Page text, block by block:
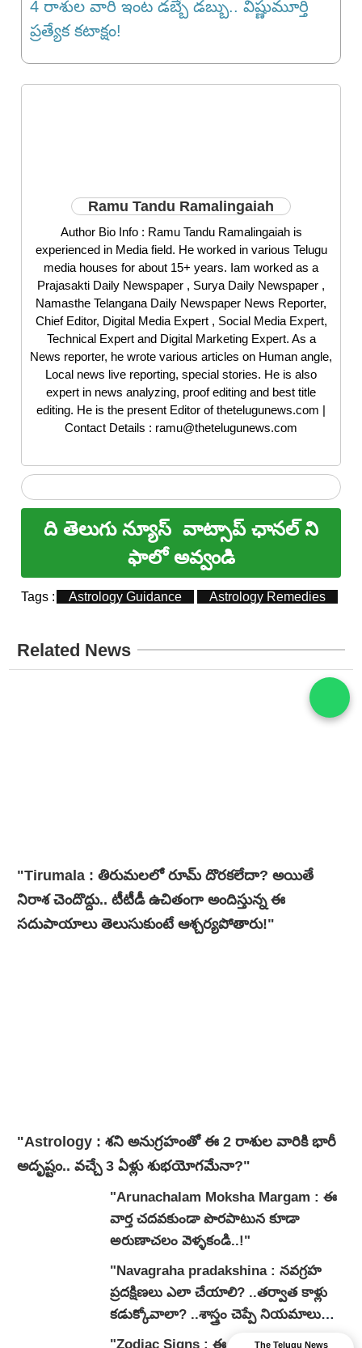
4 రాశుల వారి ఇంట డబ్బే డబ్బు.. విష్ణుమూర్తి
ప్రత్యేక కటాక్షం!
Ramu Tandu Ramalingaiah
Author Bio Info : Ramu Tandu Ramalingaiah is
experienced in Media field. He worked in various Telugu
media houses for about 15+ years. Iam worked as a
Prajasakti Daily Newspaper , Surya Daily Newspaper ,
Namasthe Telangana Daily Newspaper News Reporter,
Chief Editor, Digital Media Expert , Social Media Expert,
Technical Expert and Digital Marketing Expert. As a
News reporter, he wrote various articles on Human angle,
Local news live reporting, special stories. He is also
expert in news analyzing, proof editing and best title
editing. He is the present Editor of thetelugunews.com |
Contact Details : ramu@thetelugunews.com
ది తెలుగు న్యూస్ వాట్సాప్ ఛానల్ ని
ఫాలో అవ్వండి
Tags : Astrology Guidance Astrology Remedies
Related News
"Tirumala : తిరుమలలో రూమ్ దొరకలేదా? అయితే
నిరాశ చెందొద్దు.. టీటీడీ ఉచితంగా అందిస్తున్న ఈ
సదుపాయాలు తెలుసుకుంటే ఆశ్చర్యపోతారు!"
"Astrology : శని అనుగ్రహంతో ఈ 2 రాశుల వారికి భారీ
అదృష్టం.. వచ్చే 3 ఏళ్లు శుభయోగమేనా?"
"Arunachalam Moksha Margam : ఈ
వార్త చదవకుండా పొరపాటున కూడా
అరుణాచలం వెళ్ళకండి..!"
"Navagraha pradakshina : నవగ్రహ
ప్రదక్షిణలు ఎలా చేయాలి? ..తర్వాత కాళ్లు
కడుక్కోవాలా? ..శాస్త్రం చెప్పే నియమాలు
ఇవే..!"
"Zodiac Signs : ఈ రాశుల వారికి గోల్డెన్
The Telugu News